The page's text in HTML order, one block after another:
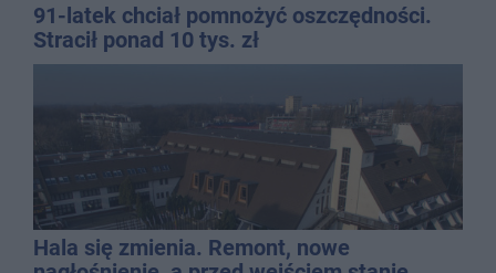
91-latek chciał pomnożyć oszczędności.
Stracił ponad 10 tys. zł
Hala się zmienia. Remont, nowe